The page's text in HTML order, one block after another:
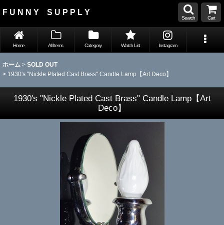
F U N N Y S U P P L Y
Search Cart
Home All Items Category Watch List Instagram
ホーム > SOLD OUT
> 1930's "Nickle Plated Cast Brass" Candle Lamp【Art Deco】
1930's "Nickle Plated Cast Brass" Candle Lamp【Art
Deco】